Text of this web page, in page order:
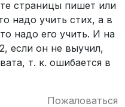
страницы пишет или
надо учить стих, а в
надо его учить. И на
если он не выучил,
т. к. ошибается в
Пожаловаться